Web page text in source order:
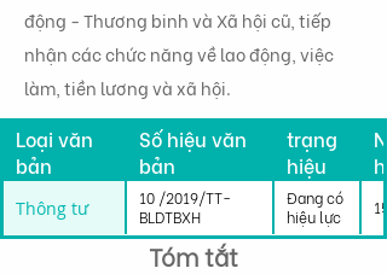
động - Thương binh và Xã hội cũ, tiếp
nhận các chức năng về lao động, việc
làm, tiền lương và xã hội.
Loại văn
bản
Số hiệu văn
bản
trạng
hiệu
lực
Thông tư
10 /2019/TT-
BLDTBXH
Đang có
hiệu lực
Tóm tắt